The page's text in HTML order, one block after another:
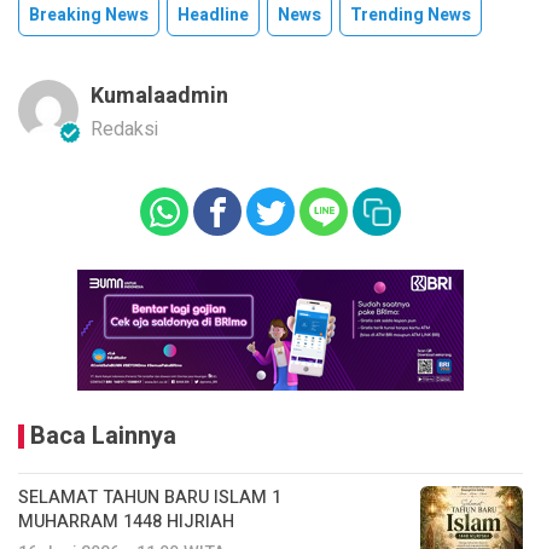
Breaking News Headline News Trending News
Kumalaadmin
Redaksi
Baca Lainnya
SELAMAT TAHUN BARU ISLAM 1
MUHARRAM 1448 HIJRIAH